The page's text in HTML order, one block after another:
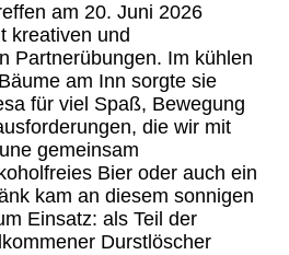
am 20. Juni 2026
kreativen und
Partnerübungen. Im kühlen
am Inn sorgte sie
für viel Spaß, Bewegung
die wir mit
gemeinsam
Bier oder auch ein
kam an diesem sonnigen
Einsatz: als Teil der
Durstlöscher